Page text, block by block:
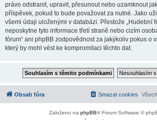
právo odstranit, upravit, přesunout nebo uzamknout
příspěvek, pokud to bude považovat za nutné. Jako
všemi údaji uloženými v databázi. Přestože „Hudební
neposkytne tyto informace třetí straně nebo cizím
fórum“ ani phpBB zodpovědnost za jakýkoliv pokus o
který by mohl vést ke kompromitaci těchto dat.
Obsah fóra Smazat cookies
Založeno na phpBB® Forum Software ©